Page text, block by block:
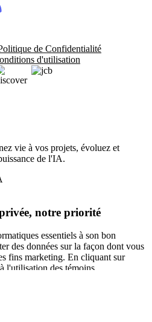
de Confidentialité
d'utilisation
vie à vos projets, évoluez et
de l'IA.
notre priorité
essentiels à son bon
des données sur la façon dont vous
fins marketing. En cliquant sur
l'utilisation des témoins